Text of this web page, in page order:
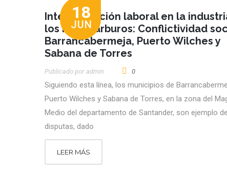
18
JUN
Intermediación laboral en la
los hidrocarburos: Conflictividad
Barrancabermeja, Puerto Wilches y
Sabana de Torres
Publicado por Admin 0
Siguiendo esta línea, los municipios de
Puerto Wilches y Sabana de Torres, en la zona del
Medio del departamento de Santander, son ejemplo
disputas, dado
LEER MÁS